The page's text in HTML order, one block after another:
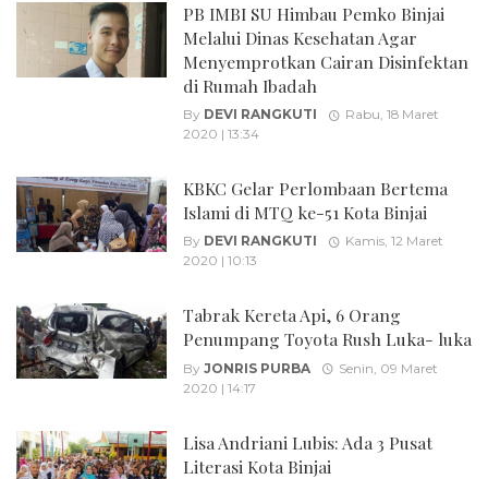
PB IMBI SU Himbau Pemko Binjai
Melalui Dinas Kesehatan Agar
Menyemprotkan Cairan Disinfektan
di Rumah Ibadah
By DEVI RANGKUTI
Rabu, 18 Maret
2020 | 13:34
KBKC Gelar Perlombaan Bertema
Islami di MTQ ke-51 Kota Binjai
By DEVI RANGKUTI
Kamis, 12 Maret
2020 | 10:13
Tabrak Kereta Api, 6 Orang
Penumpang Toyota Rush Luka- luka
By JONRIS PURBA
Senin, 09 Maret
2020 | 14:17
Lisa Andriani Lubis: Ada 3 Pusat
Literasi Kota Binjai